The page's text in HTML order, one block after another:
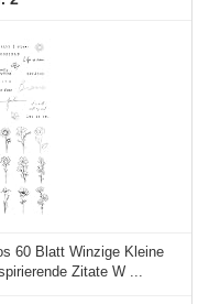
60 Blatt Winzige Kleine
Zitate W ...